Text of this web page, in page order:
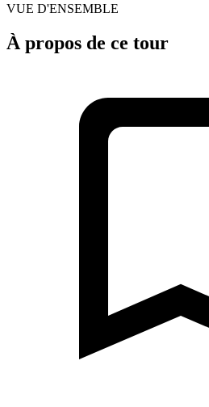
VUE D'ENSEMBLE
À propos de ce tour